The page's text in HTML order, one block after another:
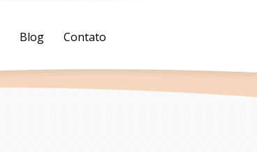
Blog Contato